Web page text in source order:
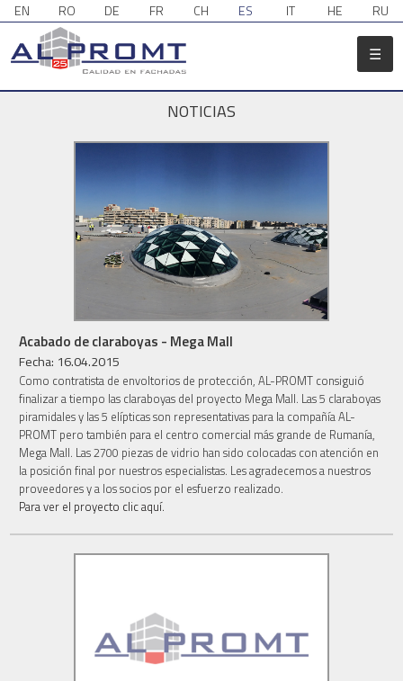
EN RO DE FR CH ES IT HE RU
☰
NOTICIAS
Acabado de claraboyas - Mega Mall
Fecha: 16.04.2015
Como contratista de envoltorios de protección, AL-PROMT consiguió
finalizar a tiempo las claraboyas del proyecto Mega Mall. Las 5 claraboyas
piramidales y las 5 elípticas son representativas para la compañía AL-
PROMT pero también para el centro comercial más grande de Rumanía,
Mega Mall. Las 2700 piezas de vidrio han sido colocadas con atención en
la posición final por nuestros especialistas. Les agradecemos a nuestros
proveedores y a los socios por el esfuerzo realizado.
Para ver el proyecto clic aquí.